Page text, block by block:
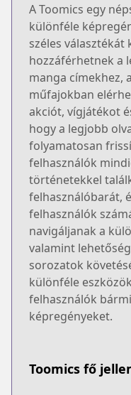
A Toomics egy
különféle
széles választékát
hozzáférhetnek a
manga címekhez,
műfajokban
akciót, vígjátékot
hogy a legjobb
folyamatosan
felhasználók
történetekkel
felhasználóbarát,
felhasználók
navigáljanak a
valamint
sorozatok
különféle
felhasználók
képregényeket.
Toomics fő